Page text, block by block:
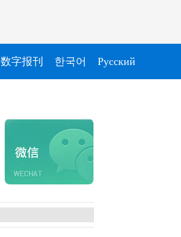
数字报刊 한국어 Pусский